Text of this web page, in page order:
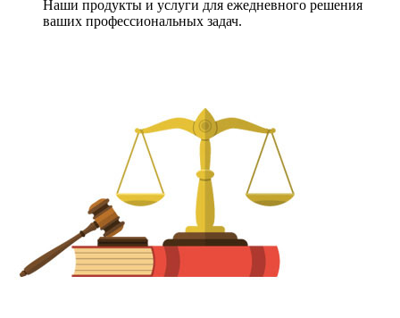
Наши продукты и услуги для ежедневного решения
ваших профессиональных задач.